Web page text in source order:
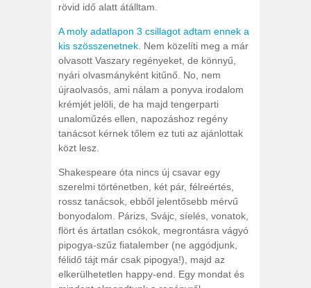
rövid idő alatt átálltam.
A moly adatlapon 3 csillagot adtam ennek a
kis szösszenetnek . Nem közelíti meg a már
olvasott Vaszary regényeket, de könnyű,
nyári olvasmányként kitűnő. No, nem
újraolvasós, ami nálam a ponyva irodalom
krémjét jelöli, de ha majd tengerparti
unaloműzés ellen, napozáshoz regény
tanácsot kérnek tőlem ez tuti az ajánlottak
közt lesz.
Shakespeare óta nincs új csavar egy
szerelmi történetben, két pár, félreértés,
rossz tanácsok, ebből jelentősebb mérvű
bonyodalom. Párizs, Svájc, síelés, vonatok,
flört és ártatlan csókok, megrontásra vágyó
pipogya-szűz fiatalember (ne aggódjunk,
félidő tájt már csak pipogya!), majd az
elkerülhetetlen happy-end. Egy mondat és